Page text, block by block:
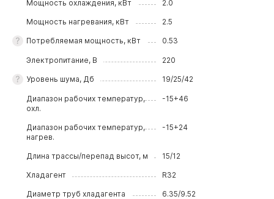
Мощность охлаждения, кВт 2.0
Мощность нагревания, кВт 2.5
Потребляемая мощность, кВт 0.53
Электропитание, В 220
Уровень шума, Дб 19/25/42
Диапазон рабочих температур,
охл.
-15+46
Диапазон рабочих температур,
нагрев.
-15+24
Длина трассы/перепад высот, м 15/12
Хладагент R32
Диаметр труб хладагента 6.35/9.52